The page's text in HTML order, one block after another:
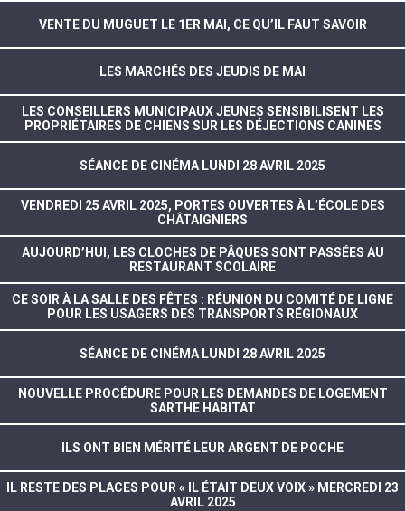
VENTE DU MUGUET LE 1ER MAI, CE QU’IL FAUT SAVOIR
LES MARCHÉS DES JEUDIS DE MAI
LES CONSEILLERS MUNICIPAUX JEUNES SENSIBILISENT LES
PROPRIÉTAIRES DE CHIENS SUR LES DÉJECTIONS CANINES
SÉANCE DE CINÉMA LUNDI 28 AVRIL 2025
VENDREDI 25 AVRIL 2025, PORTES OUVERTES À L’ÉCOLE DES
CHÂTAIGNIERS
AUJOURD’HUI, LES CLOCHES DE PÂQUES SONT PASSÉES AU
RESTAURANT SCOLAIRE
CE SOIR À LA SALLE DES FÊTES : RÉUNION DU COMITÉ DE LIGNE
POUR LES USAGERS DES TRANSPORTS RÉGIONAUX
SÉANCE DE CINÉMA LUNDI 28 AVRIL 2025
NOUVELLE PROCÉDURE POUR LES DEMANDES DE LOGEMENT
SARTHE HABITAT
ILS ONT BIEN MÉRITÉ LEUR ARGENT DE POCHE
IL RESTE DES PLACES POUR « IL ÉTAIT DEUX VOIX » MERCREDI 23
AVRIL 2025